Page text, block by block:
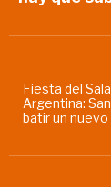
Fiesta del
Argentina:
batir un